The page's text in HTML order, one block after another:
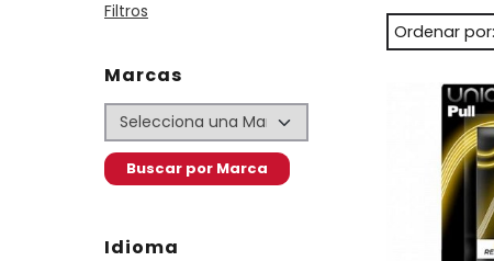
Filtros
Marcas
Idioma
Ordenar por: